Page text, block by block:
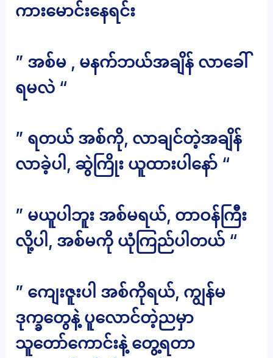
ကားမောင်းနေရင်း
” အစ်မ , မနက်ဘယ်အချိန် လာခေါ်
ရမလဲ “
” ရတယ် အစ်ကို, လာချင်တဲ့အချိန်
လာခဲ့ပါ, ဆွဲကြိုး ယူထားပါနော် “
” မယူပါဘူး အစ်မရယ်, တာဝန်ကြီး
လို့ပါ, အစ်မကို ယုံကြည်ပါတယ် “
” ကျေးဇူးပါ အစ်ကိုရယ်, ကျွန်မ
ဒုက္ခတွေနဲ့ ပူလောင်တဲ့ညမှာ
သူတော်ကောင်းနဲ့ တွေ့ရတာ